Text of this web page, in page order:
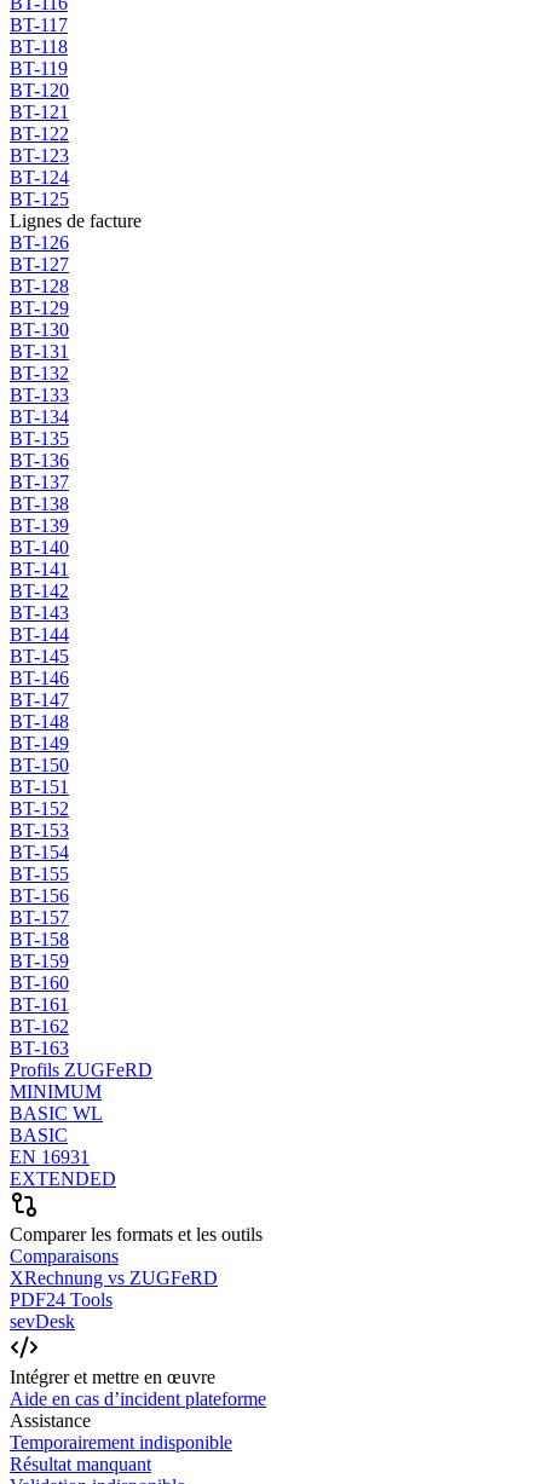
BT-117
BT-118
BT-119
BT-120
BT-121
BT-122
BT-123
BT-124
BT-125
Lignes de facture
BT-126
BT-127
BT-128
BT-129
BT-130
BT-131
BT-132
BT-133
BT-134
BT-135
BT-136
BT-137
BT-138
BT-139
BT-140
BT-141
BT-142
BT-143
BT-144
BT-145
BT-146
BT-147
BT-148
BT-149
BT-150
BT-151
BT-152
BT-153
BT-154
BT-155
BT-156
BT-157
BT-158
BT-159
BT-160
BT-161
BT-162
BT-163
Profils ZUGFeRD
MINIMUM
BASIC WL
BASIC
EN 16931
EXTENDED
Comparer les formats et les outils
Comparaisons
XRechnung vs ZUGFeRD
PDF24 Tools
sevDesk
Intégrer et mettre en œuvre
Aide en cas d’incident plateforme
Assistance
Temporairement indisponible
Résultat manquant